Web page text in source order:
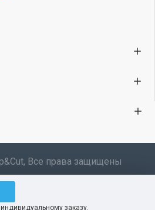
заказу.
Все права защищены
Печать всех
cookie, чтобы вам